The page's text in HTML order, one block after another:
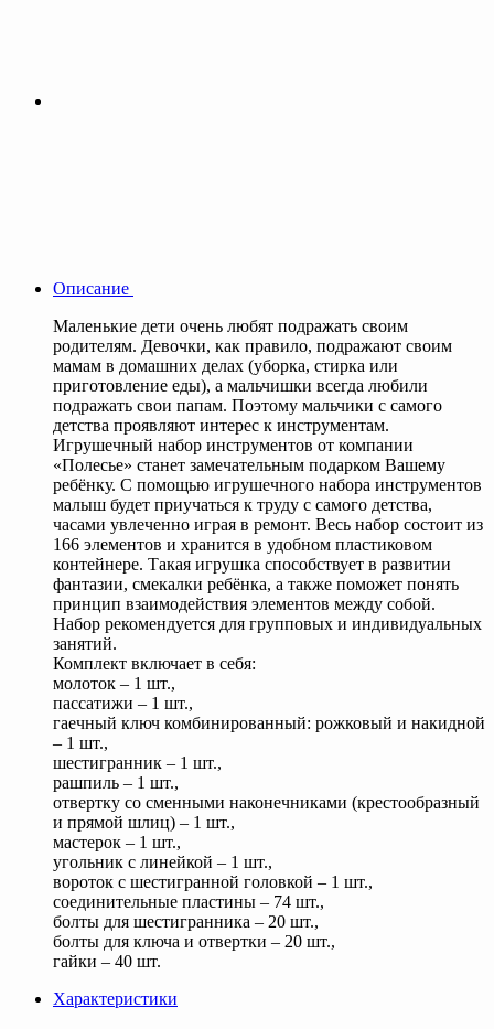
Описание
Маленькие дети очень любят подражать своим
родителям. Девочки, как правило, подражают своим
мамам в домашних делах (уборка, стирка или
приготовление еды), а мальчишки всегда любили
подражать свои папам. Поэтому мальчики с самого
детства проявляют интерес к инструментам.
Игрушечный набор инструментов от компании
«Полесье» станет замечательным подарком Вашему
ребёнку. С помощью игрушечного набора инструментов
малыш будет приучаться к труду с самого детства,
часами увлеченно играя в ремонт. Весь набор состоит из
166 элементов и хранится в удобном пластиковом
контейнере. Такая игрушка способствует в развитии
фантазии, смекалки ребёнка, а также поможет понять
принцип взаимодействия элементов между собой.
Набор рекомендуется для групповых и индивидуальных
занятий.
Комплект включает в себя:
молоток – 1 шт.,
пассатижи – 1 шт.,
гаечный ключ комбинированный: рожковый и накидной
– 1 шт.,
шестигранник – 1 шт.,
рашпиль – 1 шт.,
отвертку со сменными наконечниками (крестообразный
и прямой шлиц) – 1 шт.,
мастерок – 1 шт.,
угольник с линейкой – 1 шт.,
вороток с шестигранной головкой – 1 шт.,
соединительные пластины – 74 шт.,
болты для шестигранника – 20 шт.,
болты для ключа и отвертки – 20 шт.,
гайки – 40 шт.
Характеристики